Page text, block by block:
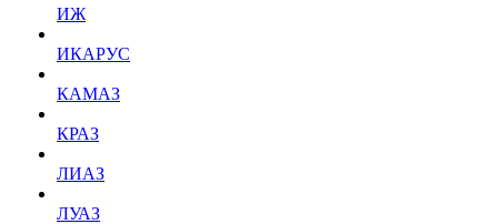
ИЖ
ИКАРУС
КАМАЗ
КРАЗ
ЛИАЗ
ЛУАЗ